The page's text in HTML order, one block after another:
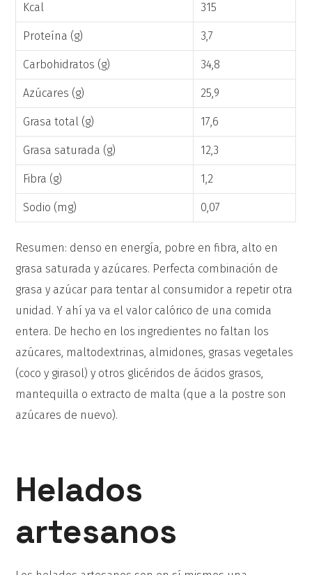
Kcal 315
Proteína (g) 3,7
Carbohidratos (g) 34,8
Azúcares (g) 25,9
Grasa total (g) 17,6
Grasa saturada (g) 12,3
Fibra (g) 1,2
Sodio (mg) 0,07
Resumen: denso en energía, pobre en fibra, alto en
grasa saturada y azúcares. Perfecta combinación de
grasa y azúcar para tentar al consumidor a repetir otra
unidad. Y ahí ya va el valor calórico de una comida
entera. De hecho en los ingredientes no faltan los
azúcares, maltodextrinas, almidones, grasas vegetales
(coco y girasol) y otros glicéridos de ácidos grasos,
mantequilla o extracto de malta (que a la postre son
azúcares de nuevo).
Helados
artesanos